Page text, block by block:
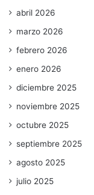
abril 2026
marzo 2026
febrero 2026
enero 2026
diciembre 2025
noviembre 2025
octubre 2025
septiembre 2025
agosto 2025
julio 2025